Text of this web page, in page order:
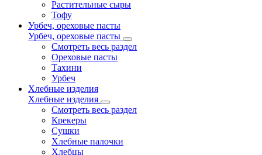
Растительные сыры
Тофу
Урбеч, ореховые пасты
Урбеч, ореховые пасты
Смотреть весь раздел
Ореховые пасты
Тахини
Урбеч
Хлебные изделия
Хлебные изделия
Смотреть весь раздел
Крекеры
Сушки
Хлебные палочки
Хлебцы